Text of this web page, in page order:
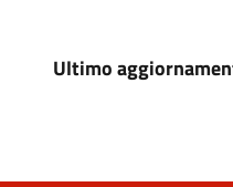
Ultimo